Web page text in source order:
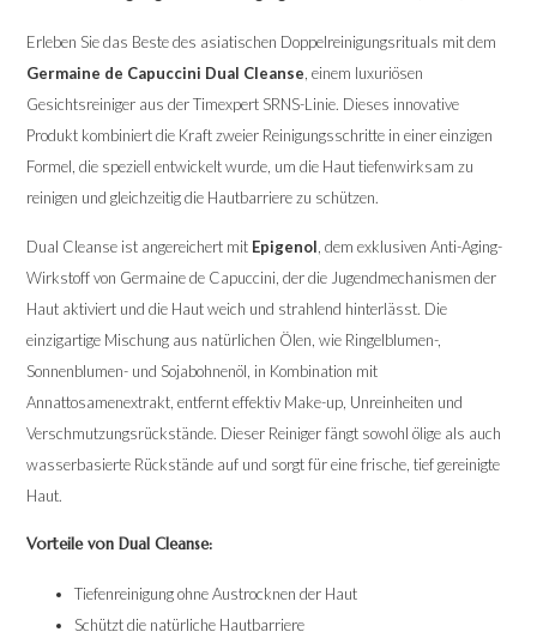
Erleben Sie das Beste des asiatischen Doppelreinigungsrituals mit dem
Germaine de Capuccini Dual Cleanse , einem luxuriösen
Gesichtsreiniger aus der Timexpert SRNS-Linie. Dieses innovative
Produkt kombiniert die Kraft zweier Reinigungsschritte in einer einzigen
Formel, die speziell entwickelt wurde, um die Haut tiefenwirksam zu
reinigen und gleichzeitig die Hautbarriere zu schützen.
Dual Cleanse ist angereichert mit Epigenol , dem exklusiven Anti-Aging-
Wirkstoff von Germaine de Capuccini, der die Jugendmechanismen der
Haut aktiviert und die Haut weich und strahlend hinterlässt. Die
einzigartige Mischung aus natürlichen Ölen, wie Ringelblumen-,
Sonnenblumen- und Sojabohnenöl, in Kombination mit
Annattosamenextrakt, entfernt effektiv Make-up, Unreinheiten und
Verschmutzungsrückstände. Dieser Reiniger fängt sowohl ölige als auch
wasserbasierte Rückstände auf und sorgt für eine frische, tief gereinigte
Haut.
Vorteile von Dual Cleanse:
Tiefenreinigung ohne Austrocknen der Haut
Schützt die natürliche Hautbarriere